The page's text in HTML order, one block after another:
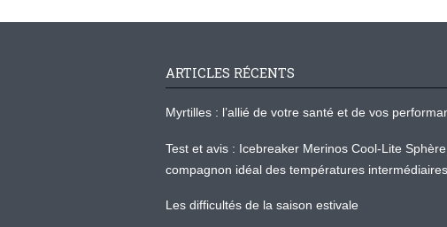
ARTICLES RÉCENTS
Myrtilles : l’allié de votre santé et de vos
Test et avis : Icebreaker Merinos Cool-Lite
compagnon idéal des températures intermédiaires
Les difficultés de la saison estivale